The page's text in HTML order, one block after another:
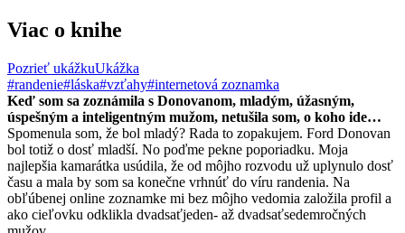
Viac o knihe
Pozrieť ukážkuUkážka
#randenie#láska#vzťahy#internetová zoznamka
Keď som sa zoznámila s Donovanom, mladým, úžasným,
úspešným a inteligentným mužom, netušila som, o koho ide…
Spomenula som, že bol mladý? Rada to zopakujem. Ford Donovan
bol totiž o dosť mladší. No poďme pekne poporiadku. Moja
najlepšia kamarátka usúdila, že od môjho rozvodu už uplynulo dosť
času a mala by som sa konečne vrhnúť do víru randenia. Na
obľúbenej online zoznamke mi bez môjho vedomia založila profil a
ako cieľovku odklikla dvadsaťjeden- až dvadsaťsedemročných